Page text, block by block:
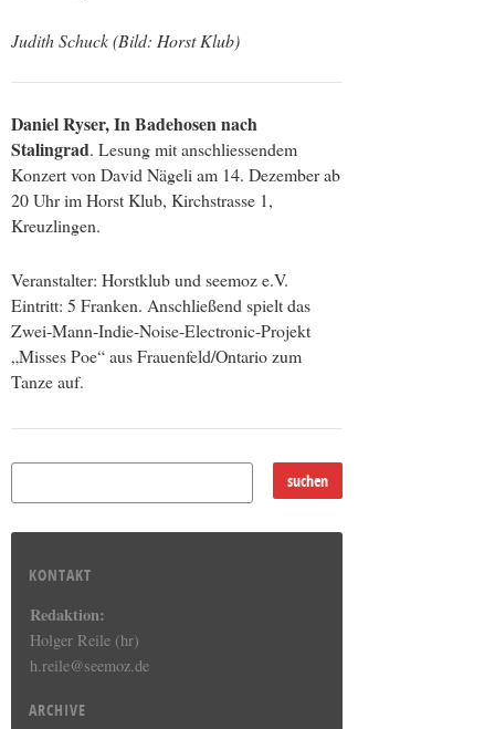
Judith Schuck (Bild: Horst Klub)
Daniel Ryser, In Badehosen nach
Stalingrad. Lesung mit anschliessendem
Konzert von David Nägeli am 14. Dezember ab
20 Uhr im Horst Klub, Kirchstrasse 1,
Kreuzlingen.
Veranstalter: Horstklub und seemoz e.V.
Eintritt: 5 Franken. Anschließend spielt das
Zwei-Mann-Indie-Noise-Electronic-Projekt
„Misses Poe“ aus Frauenfeld/Ontario zum
Tanze auf.
KONTAKT
Redaktion:
Holger Reile (hr)
h.reile@seemoz.de
ARCHIVE